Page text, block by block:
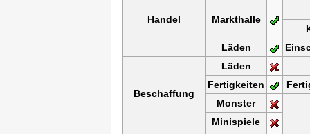
Handel
Markthalle
Läden
Beschaffung
Läden
Fertigkeiten
Monster
Minispiele